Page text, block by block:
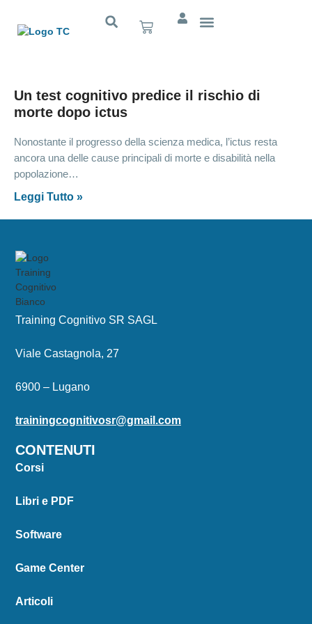
Un test cognitivo predice il rischio di
morte dopo ictus
Nonostante il progresso della scienza medica, l’ictus resta
ancora una delle cause principali di morte e disabilità nella
popolazione…
Leggi Tutto »
Training Cognitivo SR SAGL
Viale Castagnola, 27
6900 – Lugano
trainingcognitivosr@gmail.com
CONTENUTI
Corsi
Libri e PDF
Software
Game Center
Articoli